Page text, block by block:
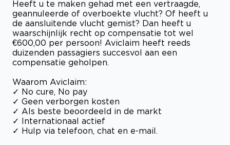
Heeft u te maken gehad met een vertraagde,
geannuleerde of overboekte vlucht? Of heeft u
de aansluitende vlucht gemist? Dan heeft u
waarschijnlijk recht op compensatie tot wel
€600,00 per persoon! Aviclaim heeft reeds
duizenden passagiers succesvol aan een
compensatie geholpen.
Waarom Aviclaim:
✓ No cure, No pay
✓ Geen verborgen kosten
✓ Als beste beoordeeld in de markt
✓ Internationaal actief
✓ Hulp via telefoon, chat en e-mail.